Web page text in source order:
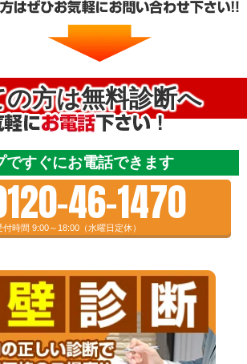
方は無料診断へ
ですぐにお電話できます
46-1470
付時間 9:00～18:00（水曜日定休）